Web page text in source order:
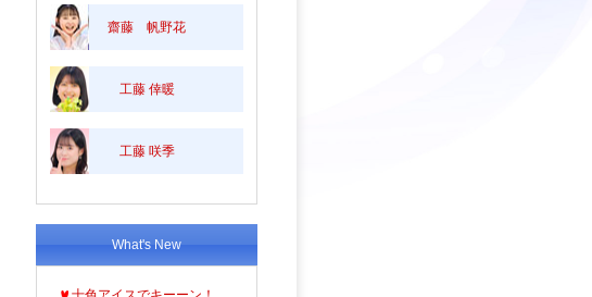
齋藤 帆野花
工藤 倖暖
工藤 咲季
What's New